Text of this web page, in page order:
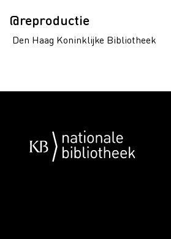
@reproductie
Den Haag Koninklijke Bibliotheek